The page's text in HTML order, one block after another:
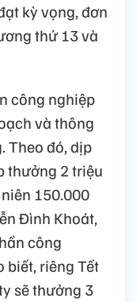
kỳ vọng, đơn
thứ 13 và
công nghiệp
và thông
Theo đó, dịp
thưởng 2 triệu
150.000
Đình Khoát,
công
biết, riêng Tết
sẽ thưởng 3